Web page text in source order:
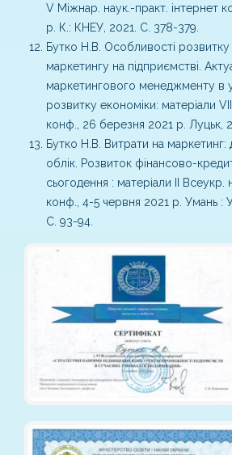
V Міжнар. наук.-практ. інтернет
р. К.: КНЕУ, 2021. С. 378-379.
Бутко Н.В. Особливості розвитку
маркетингу на підприємстві.
маркетингового менеджменту в
розвитку економіки: матеріали
конф., 26 березня 2021 р. Луцьк,
Бутко Н.В. Витрати на маркетинг:
облік. Розвиток фінансово-
сьогодення : матеріали ІІ Всеукр.
конф., 4-5 червня 2021 р. Умань :
С. 93-94.